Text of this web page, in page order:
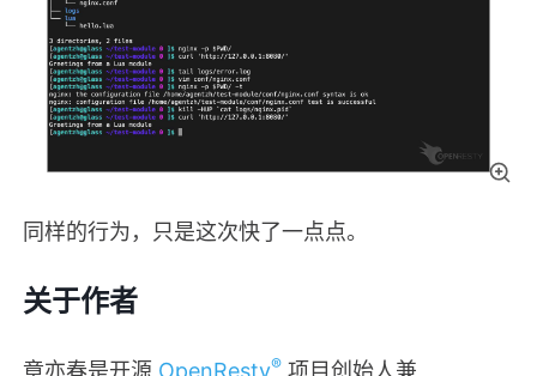
同样的行为，只是这次快了一点点。
关于作者
章亦春是开源 OpenResty® 项目创始人兼